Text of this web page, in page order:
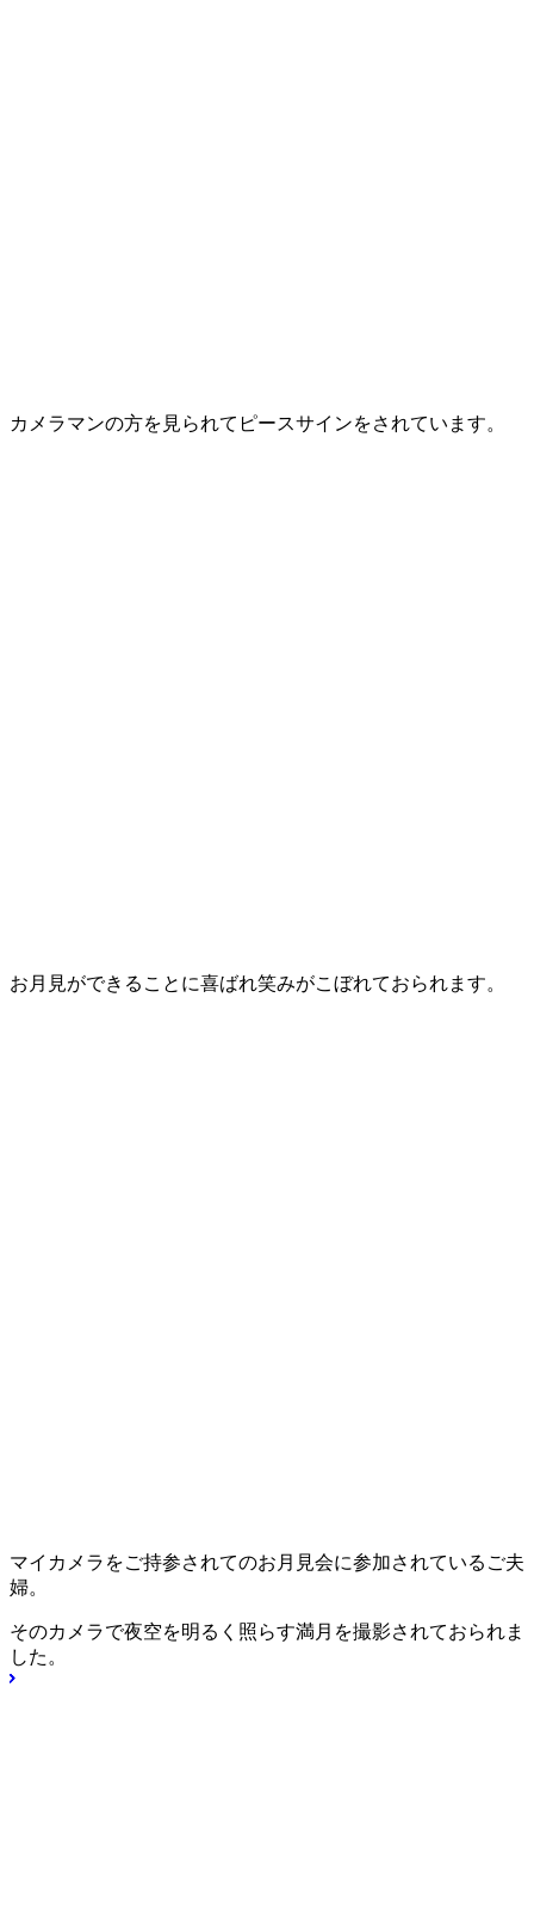
カメラマンの方を見られてピースサインをされています。
お月見ができることに喜ばれ笑みがこぼれておられます。
マイカメラをご持参されてのお月見会に参加されているご夫
婦。
そのカメラで夜空を明るく照らす満月を撮影されておられま
した。